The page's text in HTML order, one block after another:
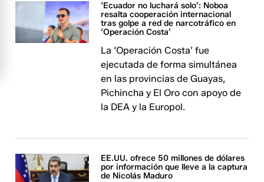
‘Ecuador no luchará solo’: Noboa
resalta cooperación internacional
tras golpe a red de narcotráfico en
‘Operación Costa’
La ‘Operación Costa’ fue
ejecutada de forma simultánea
en las provincias de Guayas,
Pichincha y El Oro con apoyo de
la DEA y la Europol.
EE.UU. ofrece 50 millones de dólares
por información que lleve a la captura
de Nicolás Maduro